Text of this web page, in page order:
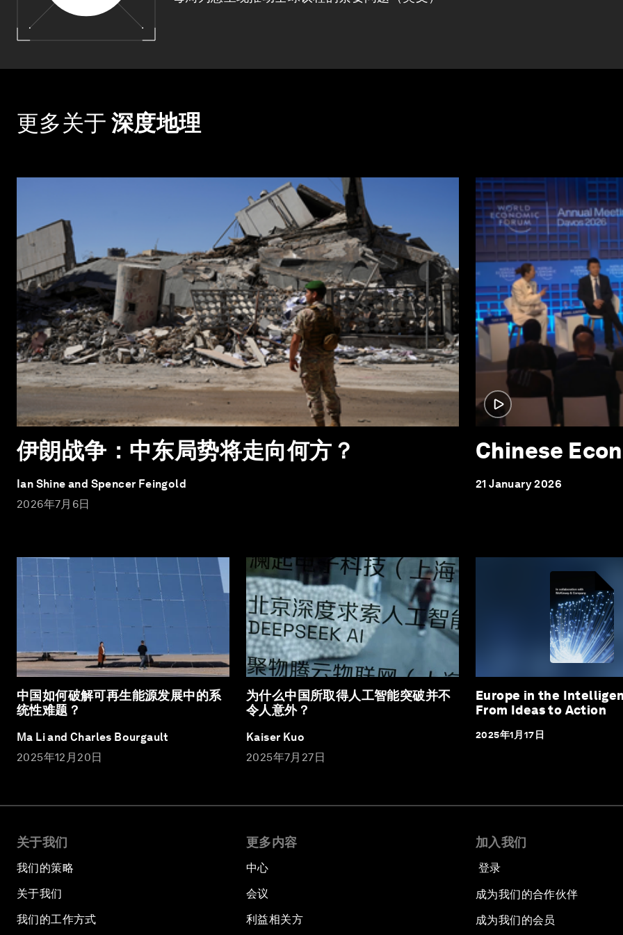
更多关于 深度地理
伊朗战争：中东局势将走向何方？
Ian Shine and Spencer Feingold
2026年7月6日
Chinese
21 January 2026
中国如何破解可再生能源发展中的系
统性难题？
Ma Li and Charles Bourgault
2025年12月20日
为什么中国所取得人工智能突破并不
令人意外？
Kaiser Kuo
2025年7月27日
Europe in the
From Ideas to Action
2025年1月17日
关于我们
我们的策略
关于我们
我们的工作方式
更多内容
中心
会议
利益相关方
加入我们
登录
成为我们的合作伙伴
成为我们的会员